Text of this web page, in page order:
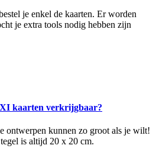
je enkel de kaarten. Er worden
je extra tools nodig hebben zijn
kaarten verkrijgbaar?
ontwerpen kunnen zo groot als je wilt!
is altijd 20 x 20 cm.